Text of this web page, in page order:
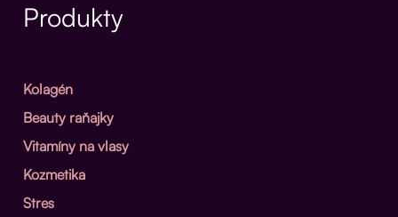
Produkty
Kolagén
Beauty raňajky
Vitamíny na vlasy
Kozmetika
Stres